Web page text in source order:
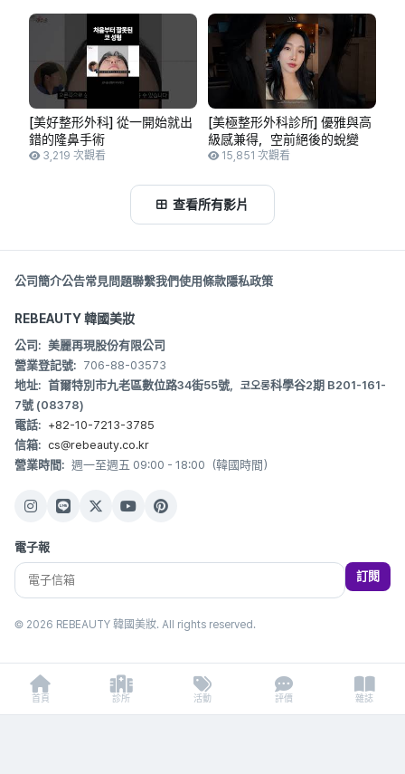
[美好整形外科] 從一開始就出
錯的隆鼻手術
3,219 次觀看
[美極整形外科診所] 優雅與高
級感兼得，空前絕後的蛻變
15,851 次觀看
查看所有影片
公司簡介公告常見問題聯繫我們使用條款隱私政策
REBEAUTY 韓國美妝
公司: 美麗再現股份有限公司
營業登記號: 706-88-03573
地址: 首爾特別市九老區數位路34街55號，코오롱科學谷2期 B201-161-
7號 (08378)
電話: +82-10-7213-3785
信箱: cs@rebeauty.co.kr
營業時間: 週一至週五 09:00 - 18:00（韓國時間）
電子報
訂閱
© 2026 REBEAUTY 韓國美妝. All rights reserved.
首頁 診所 活動 評價 雜誌